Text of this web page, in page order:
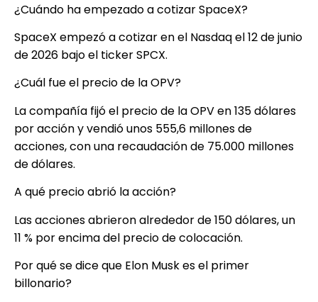
¿Cuándo ha empezado a cotizar SpaceX?
SpaceX empezó a cotizar en el Nasdaq el 12 de junio
de 2026 bajo el ticker SPCX.
¿Cuál fue el precio de la OPV?
La compañía fijó el precio de la OPV en 135 dólares
por acción y vendió unos 555,6 millones de
acciones, con una recaudación de 75.000 millones
de dólares.
A qué precio abrió la acción?
Las acciones abrieron alrededor de 150 dólares, un
11 % por encima del precio de colocación.
Por qué se dice que Elon Musk es el primer
billonario?